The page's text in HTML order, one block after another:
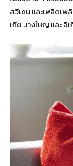
สวีเดน และเพลิดเพ
เกีย บางใหญ่ และ อิ